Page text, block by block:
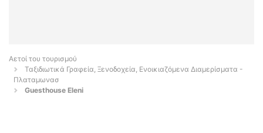
Αετοί του τουρισμού
Ταξιδιωτικά Γραφεία, Ξενοδοχεία, Ενοικιαζόμενα Διαμερίσματα -
Πλαταμωνασ
Guesthouse Eleni